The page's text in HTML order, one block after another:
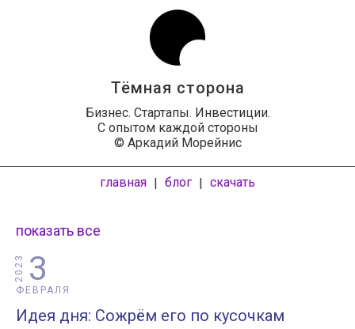
Тёмная сторона
Бизнес. Стартапы. Инвестиции.
С опытом каждой стороны
© Аркадий Морейнис
главная | блог | скачать
показать все
3
ФЕВРАЛЯ
2023
Идея дня: Сожрём его по кусочкам